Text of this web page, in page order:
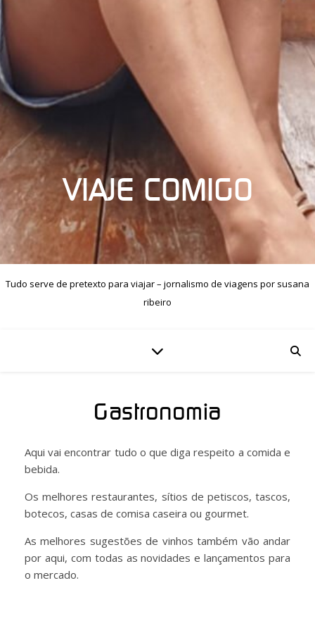
VIAJE COMIGO
Tudo serve de pretexto para viajar – jornalismo de viagens por susana
ribeiro
Gastronomia
Aqui vai encontrar tudo o que diga respeito a comida e
bebida.
Os melhores restaurantes, sítios de petiscos, tascos,
botecos, casas de comisa caseira ou gourmet.
As melhores sugestões de vinhos também vão andar
por aqui, com todas as novidades e lançamentos para
o mercado.